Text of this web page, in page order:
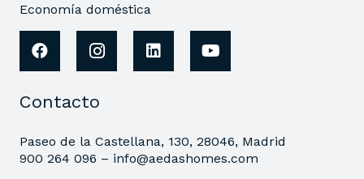
Economía doméstica
Contacto
Paseo de la Castellana, 130, 28046, Madrid
900 264 096 – info@aedashomes.com